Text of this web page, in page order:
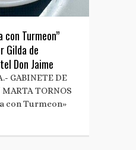
Turmeon”
Gilda de
Don Jaime
GABINETE DE
TORNOS
con Turmeon»